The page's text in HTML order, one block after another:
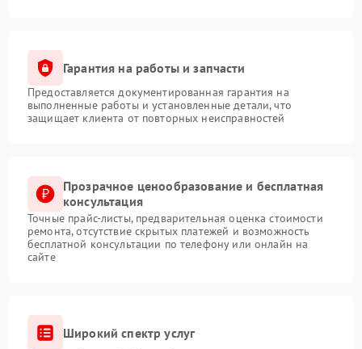
Гарантия на работы и запчасти
Предоставляется документированная гарантия на
выполненные работы и установленные детали, что
защищает клиента от повторных неисправностей
Прозрачное ценообразование и бесплатная
консультация
Точные прайс-листы, предварительная оценка стоимости
ремонта, отсутствие скрытых платежей и возможность
бесплатной консультации по телефону или онлайн на
сайте
Широкий спектр услуг